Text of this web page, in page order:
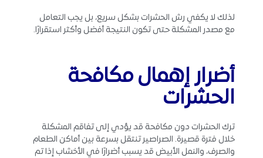
لذلك لا يكفي رش الحشرات بشكل سريع، بل يجب التعامل
مع مصدر المشكلة حتى تكون النتيجة أفضل وأكثر استقرارًا.
أضرار إهمال مكافحة
الحشرات
ترك الحشرات دون مكافحة قد يؤدي إلى تفاقم المشكلة
خلال فترة قصيرة. الصراصير تنتقل بسرعة بين أماكن الطعام
والصرف، والنمل الأبيض قد يسبب أضرارًا في الأخشاب إذا تم